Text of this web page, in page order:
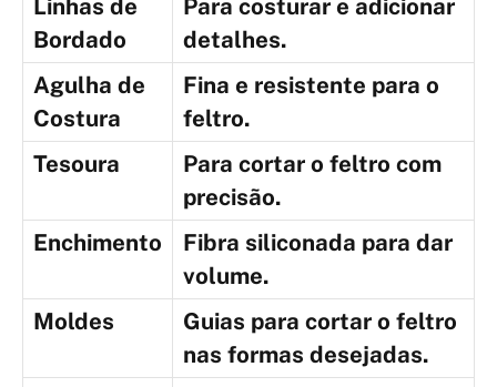
Linhas de
Bordado
Para costurar e adicionar
detalhes.
Agulha de
Costura
Fina e resistente para o
feltro.
Tesoura
Para cortar o feltro com
precisão.
Enchimento
Fibra siliconada para dar
volume.
Moldes
Guias para cortar o feltro
nas formas desejadas.